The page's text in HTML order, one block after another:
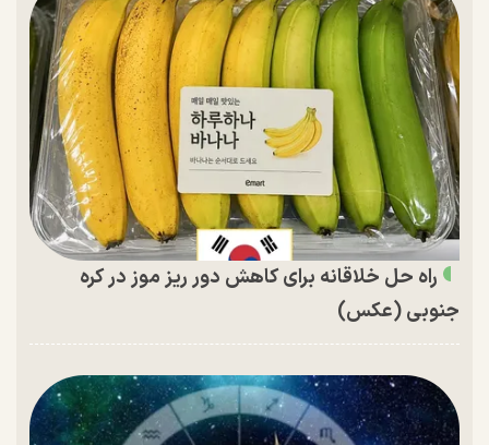
راه حل خلاقانه برای کاهش دور ریز موز در کره
جنوبی (عکس)